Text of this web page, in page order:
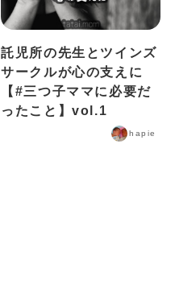
託児所の先生とツインズ
サークルが心の支えに
【#三つ子ママに必要だ
ったこと】vol.1
hapie